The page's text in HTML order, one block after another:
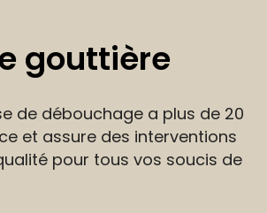
gouttière
de débouchage a plus de 20
et assure des interventions
pour tous vos soucis de